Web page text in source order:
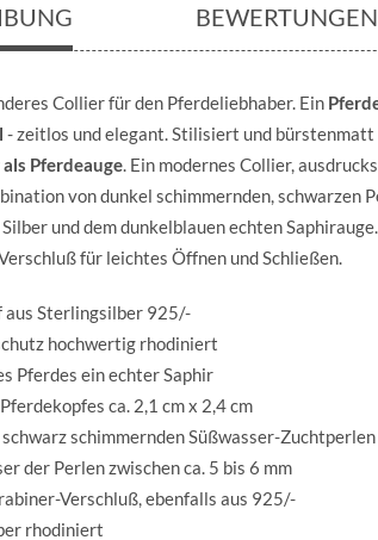
BEWERTUNGEN
Collier für den Pferdeliebhaber. Ein
- zeitlos und elegant. Stilisiert und
Pferdeauge . Ein modernes Collier,
von dunkel schimmernden, schwarzen
und dem dunkelblauen echten
für leichtes Öffnen und Schließen.
aus Sterlingsilber 925/-
hochwertig rhodiniert
Pferdes ein echter Saphir
ca. 2,1 cm x 2,4 cm
schimmernden Süßwasser-Zuchtperlen
der Perlen zwischen ca. 5 bis 6 mm
Verschluß, ebenfalls aus 925/-
rhodiniert